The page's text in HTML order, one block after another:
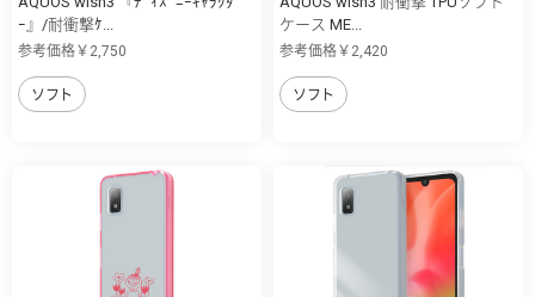
ｰ』/耐衝撃ｹ...
参考価格￥2,750
ソフト
ケース ME...
参考価格￥2,420
ソフト